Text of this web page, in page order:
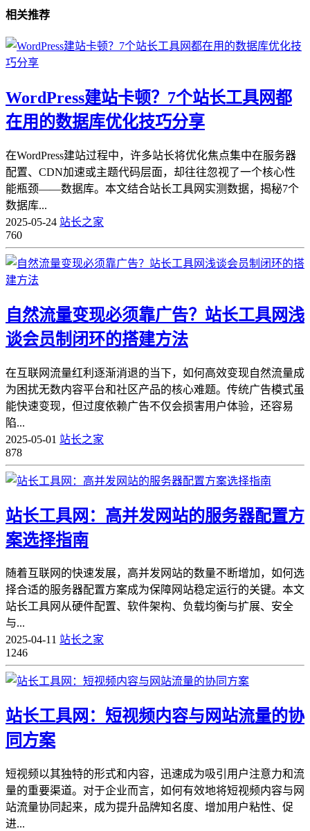
相关推荐
WordPress建站卡顿？7个站长工具网都
在用的数据库优化技巧分享
在WordPress建站过程中，许多站长将优化焦点集中在服务器
配置、CDN加速或主题代码层面，却往往忽视了一个核心性
能瓶颈——数据库。本文结合站长工具网实测数据，揭秘7个
数据库...
2025-05-24 站长之家
760
自然流量变现必须靠广告？站长工具网浅
谈会员制闭环的搭建方法
在互联网流量红利逐渐消退的当下，如何高效变现自然流量成
为困扰无数内容平台和社区产品的核心难题。传统广告模式虽
能快速变现，但过度依赖广告不仅会损害用户体验，还容易
陷...
2025-05-01 站长之家
878
站长工具网：高并发网站的服务器配置方
案选择指南
随着互联网的快速发展，高并发网站的数量不断增加，如何选
择合适的服务器配置方案成为保障网站稳定运行的关键。本文
站长工具网从硬件配置、软件架构、负载均衡与扩展、安全
与...
2025-04-11 站长之家
1246
站长工具网：短视频内容与网站流量的协
同方案
短视频以其独特的形式和内容，迅速成为吸引用户注意力和流
量的重要渠道。对于企业而言，如何有效地将短视频内容与网
站流量协同起来，成为提升品牌知名度、增加用户粘性、促
进...